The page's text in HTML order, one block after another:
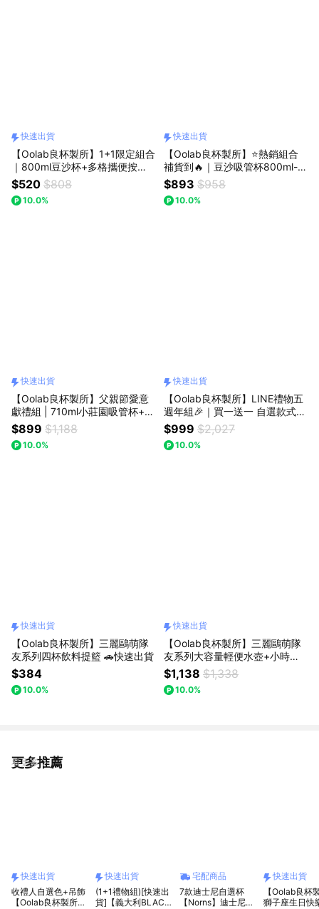
快速出貨
【Oolab良杯製所】1+1限定組合
｜800ml豆沙杯+多格攜便按壓
式製冰盒 #快速出貨🚗
$520 $808
10.0%
快速出貨
【Oolab良杯製所】⭐熱銷組合
補貨到🔥｜豆沙吸管杯800ml-O
olab字母皮革杯提袋組🚚快速出
貨
$893 $958
10.0%
快速出貨
【Oolab良杯製所】父親節愛意
獻禮組 | 710ml小莊園吸管杯+愛
心款製冰格🚗快速出貨
$899 $1,188
10.0%
快速出貨
【Oolab良杯製所】LINE禮物五
週年組🎉｜買一送一 自選款式
｜850m莫蘭迪吸管杯 送750ml
雙層杯🚗快速出貨
$999 $2,027
10.0%
快速出貨
【Oolab良杯製所】三麗鷗萌隊
友系列四杯飲料提籃 🚗快速出貨
$384
10.0%
快速出貨
【Oolab良杯製所】三麗鷗萌隊
友系列大容量輕便水壺+小時光
美好假期提袋(贈品)冰箱貼開瓶
器 🚗快速出貨 #Hello Kitty #布
丁狗 #美樂蒂 #人魚漢頓 #帕恰
$1,138 $1,338
10.0%
更多推薦
看更多
快速出貨
收禮人自選色+吊飾
【Oolab良杯製所】
快速出貨
(1+1禮物組)[快速出
貨]【義大利BLACK
宅配商品
7款迪士尼自選杯
【Norns】迪士尼不
快速出貨
【Oolab良杯
獅子座生日快